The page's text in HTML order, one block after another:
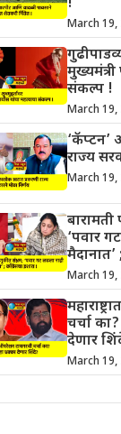
March 19,
संकल्प !
March 19,
‘कॅप्टन’
राज्य
March 19,
‘पवार
मैदानात’
March 19,
चर्चा
देणार
March 19,